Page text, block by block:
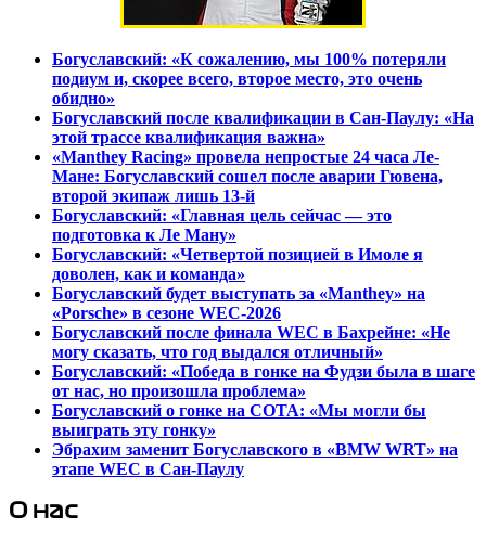
Богуславский: «К сожалению, мы 100% потеряли
подиум и, скорее всего, второе место, это очень
обидно»
Богуславский после квалификации в Сан-Паулу: «На
этой трассе квалификация важна»
«Manthey Racing» провела непростые 24 часа Ле-
Мане: Богуславский сошел после аварии Гювена,
второй экипаж лишь 13-й
Богуславский: «Главная цель сейчас — это
подготовка к Ле Ману»
Богуславский: «Четвертой позицией в Имоле я
доволен, как и команда»
Богуславский будет выступать за «Manthey» на
«Porsche» в сезоне WEC-2026
Богуславский после финала WEC в Бахрейне: «Не
могу сказать, что год выдался отличный»
Богуславский: «Победа в гонке на Фудзи была в шаге
от нас, но произошла проблема»
Богуславский о гонке на СОТА: «Мы могли бы
выиграть эту гонку»
Эбрахим заменит Богуславского в «BMW WRT» на
этапе WEC в Сан-Паулу
О нас